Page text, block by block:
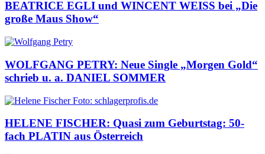
BEATRICE EGLI und WINCENT WEISS bei „Die
große Maus Show“
WOLFGANG PETRY: Neue Single „Morgen Gold“
schrieb u. a. DANIEL SOMMER
HELENE FISCHER: Quasi zum Geburtstag: 50-
fach PLATIN aus Österreich